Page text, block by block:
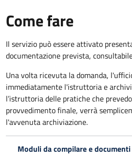
Come fare
Il servizio può essere attivato
documentazione prevista,
Una volta ricevuta la domanda,
immediatamente l'istruttoria e
l’istruttoria delle pratiche che
provvedimento finale, verrà
l'avvenuta archiviazione.
Moduli da compilare e